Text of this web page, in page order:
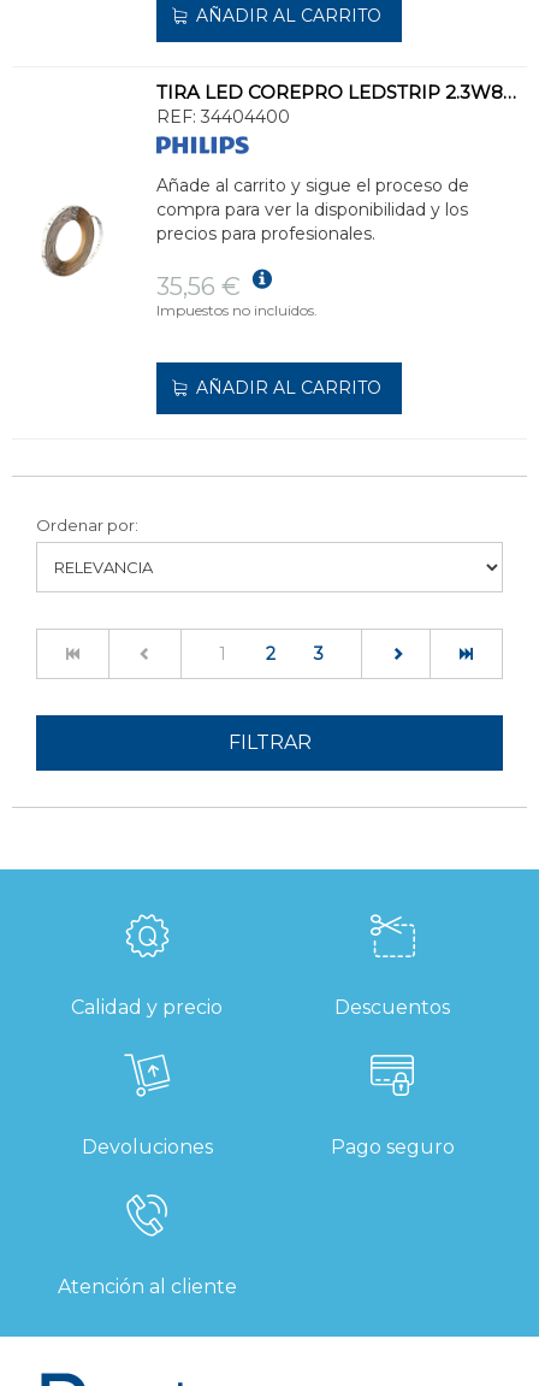
AÑADIR AL CARRITO
TIRA LED COREPRO LEDSTRIP 2.3W840 300lm/m 5m
REF: 34404400
Añade al carrito y sigue el proceso de
compra para ver la disponibilidad y los
precios para profesionales.
35,56 €
Impuestos no incluidos.
AÑADIR AL CARRITO
Ordenar por:
1 (current)
2 3
FILTRAR
Calidad y precio Descuentos
Devoluciones Pago seguro
Atención al cliente